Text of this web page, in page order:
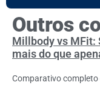
Outros
Millbody vs MFit:
mais do que
Comparativo